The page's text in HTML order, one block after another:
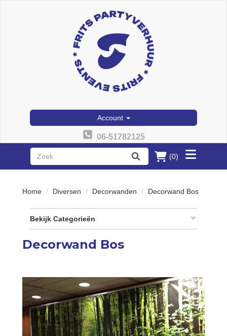
Account
06-51782125
zoeken
(0)
Toggle
menu
Home Diversen Decorwanden Decorwand Bos
Bekijk Categorieën
Decorwand Bos